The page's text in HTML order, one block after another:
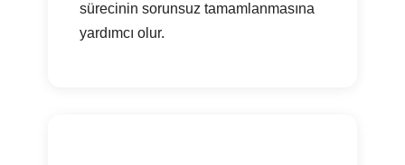
sürecinin sorunsuz tamamlanmasına
yardımcı olur.